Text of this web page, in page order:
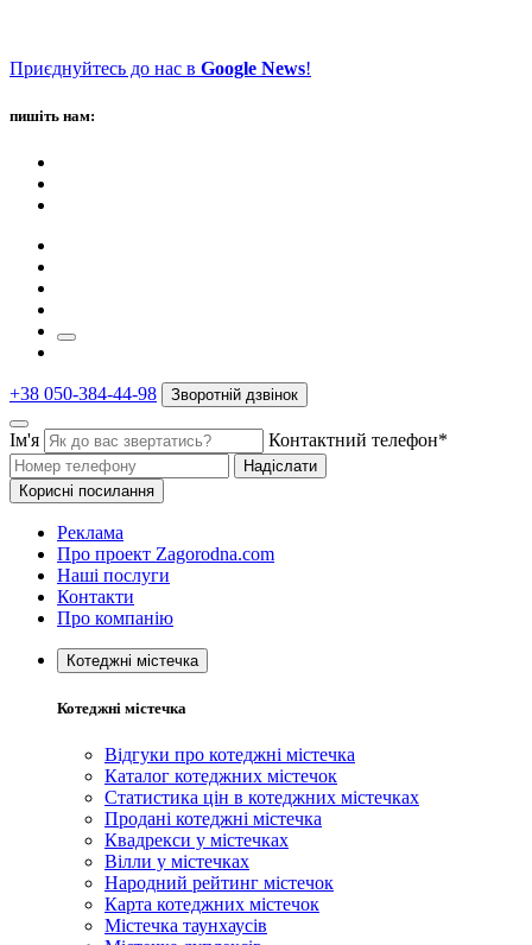
Приєднуйтесь до нас в Google News!
пишіть нам:
+38 050-384-44-98 Зворотній дзвінок
Ім'я Контактний телефон*
Надіслати
Корисні посилання
Реклама
Про проект Zagorodna.com
Наші послуги
Контакти
Про компанію
Котеджні містечка
Котеджні містечка
Відгуки про котеджні містечка
Каталог котеджних містечок
Статистика цін в котеджних містечках
Продані котеджні містечка
Квадрекси у містечках
Вілли у містечках
Народний рейтинг містечок
Карта котеджних містечок
Містечка таунхаусів